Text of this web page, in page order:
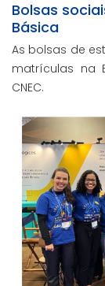
Bolsas
Básica
As bolsas de
matrículas na
CNEC.